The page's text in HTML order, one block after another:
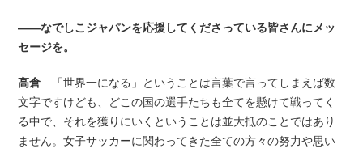
――なでしこジャパンを応援してくださっている皆さんにメッ
セージを。
高倉 「世界一になる」ということは言葉で言ってしまえば数
文字ですけども、どこの国の選手たちも全てを懸けて戦ってく
る中で、それを獲りにいくということは並大抵のことではあり
ません。女子サッカーに関わってきた全ての方々の努力や思い